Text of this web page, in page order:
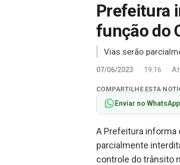
Prefeitura
função do
Vias serão
07/06/2023 · 19:16 ·
COMPARTILHE ESTA
Enviar no WhatsApp
A Prefeitura informa
parcialmente
controle do trânsito